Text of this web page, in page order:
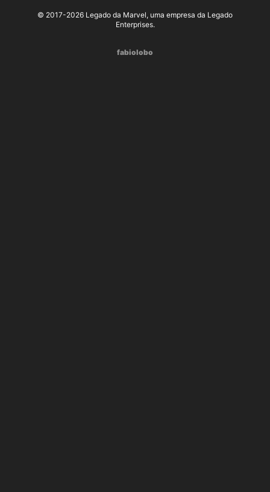
© 2017-2026 Legado da Marvel, uma empresa da Legado
Enterprises.
fabiolobo